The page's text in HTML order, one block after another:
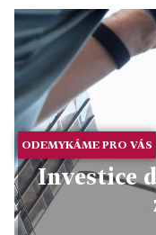
ODEMYKÁME PRO VÁS
Investice